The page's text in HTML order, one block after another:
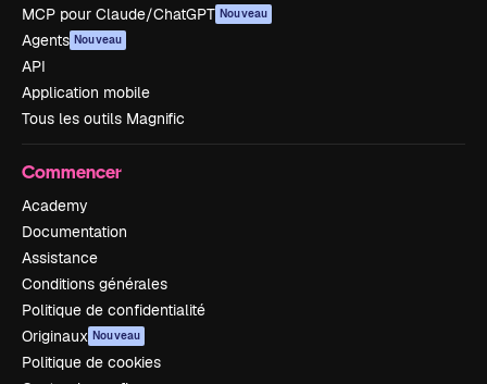
MCP pour Claude/ChatGPT Nouveau
Agents Nouveau
API
Application mobile
Tous les outils Magnific
Commencer
Academy
Documentation
Assistance
Conditions générales
Politique de confidentialité
Originaux Nouveau
Politique de cookies